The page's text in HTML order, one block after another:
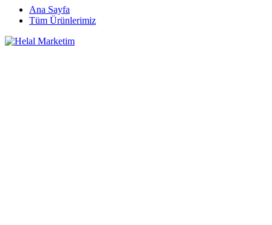
Ana Sayfa
Tüm Ürünlerimiz